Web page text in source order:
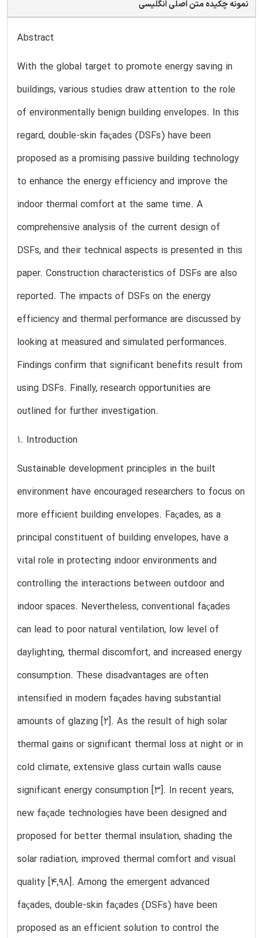
نمونه چکیده متن اصلی انگلیسی
Abstract
With the global target to promote energy saving in
buildings, various studies draw attention to the role
of environmentally benign building envelopes. In this
regard, double-skin façades (DSFs) have been
proposed as a promising passive building technology
to enhance the energy efficiency and improve the
indoor thermal comfort at the same time. A
comprehensive analysis of the current design of
DSFs, and their technical aspects is presented in this
paper. Construction characteristics of DSFs are also
reported. The impacts of DSFs on the energy
efficiency and thermal performance are discussed by
looking at measured and simulated performances.
Findings confirm that significant benefits result from
using DSFs. Finally, research opportunities are
outlined for further investigation.
1. Introduction
Sustainable development principles in the built
environment have encouraged researchers to focus on
more efficient building envelopes. Façades, as a
principal constituent of building envelopes, have a
vital role in protecting indoor environments and
controlling the interactions between outdoor and
indoor spaces. Nevertheless, conventional façades
can lead to poor natural ventilation, low level of
daylighting, thermal discomfort, and increased energy
consumption. These disadvantages are often
intensified in modern façades having substantial
amounts of glazing [2]. As the result of high solar
thermal gains or significant thermal loss at night or in
cold climate, extensive glass curtain walls cause
significant energy consumption [3]. In recent years,
new façade technologies have been designed and
proposed for better thermal insulation, shading the
solar radiation, improved thermal comfort and visual
quality [4,98]. Among the emergent advanced
façades, double-skin façades (DSFs) have been
proposed as an efficient solution to control the